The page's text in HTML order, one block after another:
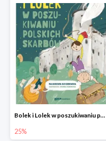
Bolek i Lolek w poszukiwaniu polskich skarbów
25%